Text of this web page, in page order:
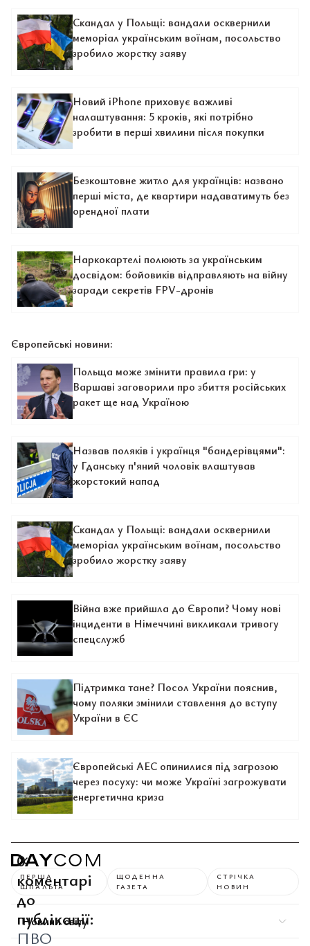
Скандал у Польщі: вандали осквернили
меморіал українським воїнам, посольство
зробило жорстку заяву
Новий iPhone приховує важливі
налаштування: 5 кроків, які потрібно
зробити в перші хвилини після покупки
Безкоштовне житло для українців: названо
перші міста, де квартири надаватимуть без
орендної плати
Наркокартелі полюють за українським
досвідом: бойовиків відправляють на війну
заради секретів FPV-дронів
Європейські новини:
Польща може змінити правила гри: у
Варшаві заговорили про збиття російських
ракет ще над Україною
Назвав поляків і українця "бандерівцями":
у Гданську п'яний чоловік влаштував
жорстокий напад
Скандал у Польщі: вандали осквернили
меморіал українським воїнам, посольство
зробило жорстку заяву
Війна вже прийшла до Європи? Чому нові
інциденти в Німеччині викликали тривогу
спецслужб
Підтримка тане? Посол України пояснив,
чому поляки змінили ставлення до вступу
України в ЄС
Європейські АЕС опинилися під загрозою
через посуху: чи може Україні загрожувати
енергетична криза
0
коментарі
до
публікації:
ПВО
ПЕРША
ШПАЛЬТА
ЩОДЕННА
ГАЗЕТА
СТРІЧКА
НОВИН
Новини світу